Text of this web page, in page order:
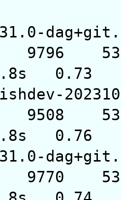
9796
0.73
9508
0.76
9770